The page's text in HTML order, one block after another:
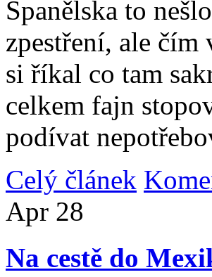
Španělska to
zpestření, ale
si říkal co tam
celkem fajn
podívat
Celý článek
Apr 28
Na cestě do